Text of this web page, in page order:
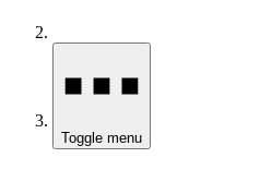
Toggle menu